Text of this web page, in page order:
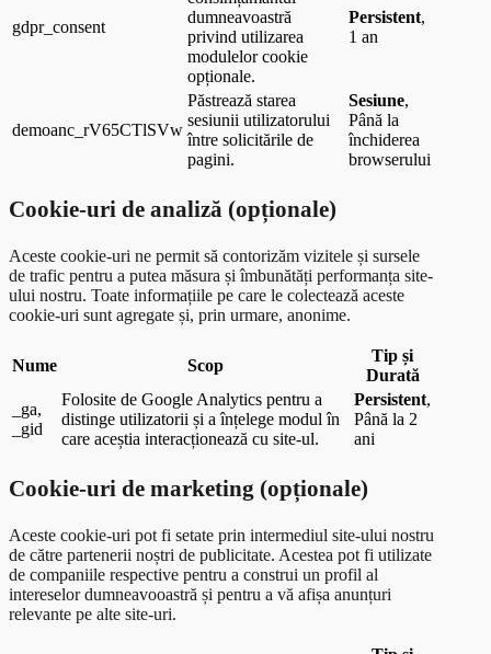
gdpr_consent
dumneavoastră
privind utilizarea
modulelor cookie
opționale.
Persistent,
1 an
demoanc_rV65CTlSVw
Păstrează starea
sesiunii utilizatorului
între solicitările de
pagini.
Sesiune,
Până la
închiderea
browserului
Cookie-uri de analiză (opționale)
Aceste cookie-uri ne permit să contorizăm vizitele și sursele
de trafic pentru a putea măsura și îmbunătăți performanța site-
ului nostru. Toate informațiile pe care le colectează aceste
cookie-uri sunt agregate și, prin urmare, anonime.
Nume Scop
Tip și
Durată
_ga,
_gid
Folosite de Google Analytics pentru a
distinge utilizatorii și a înțelege modul în
care aceștia interacționează cu site-ul.
Persistent,
Până la 2
ani
Cookie-uri de marketing (opționale)
Aceste cookie-uri pot fi setate prin intermediul site-ului nostru
de către partenerii noștri de publicitate. Acestea pot fi utilizate
de companiile respective pentru a construi un profil al
intereselor dumneavooastră și pentru a vă afișa anunțuri
relevante pe alte site-uri.